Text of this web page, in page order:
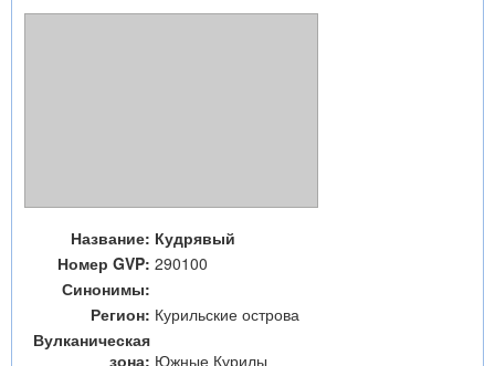
Название: Кудрявый
Номер GVP: 290100
Синонимы:
Регион: Курильские острова
Вулканическая
зона: Южные Курилы